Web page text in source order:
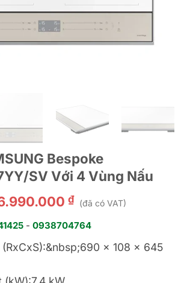
Bespoke
SV Với 4 Vùng Nấu
₫ (đã có VAT)
- 0938704764
x 108 x 645